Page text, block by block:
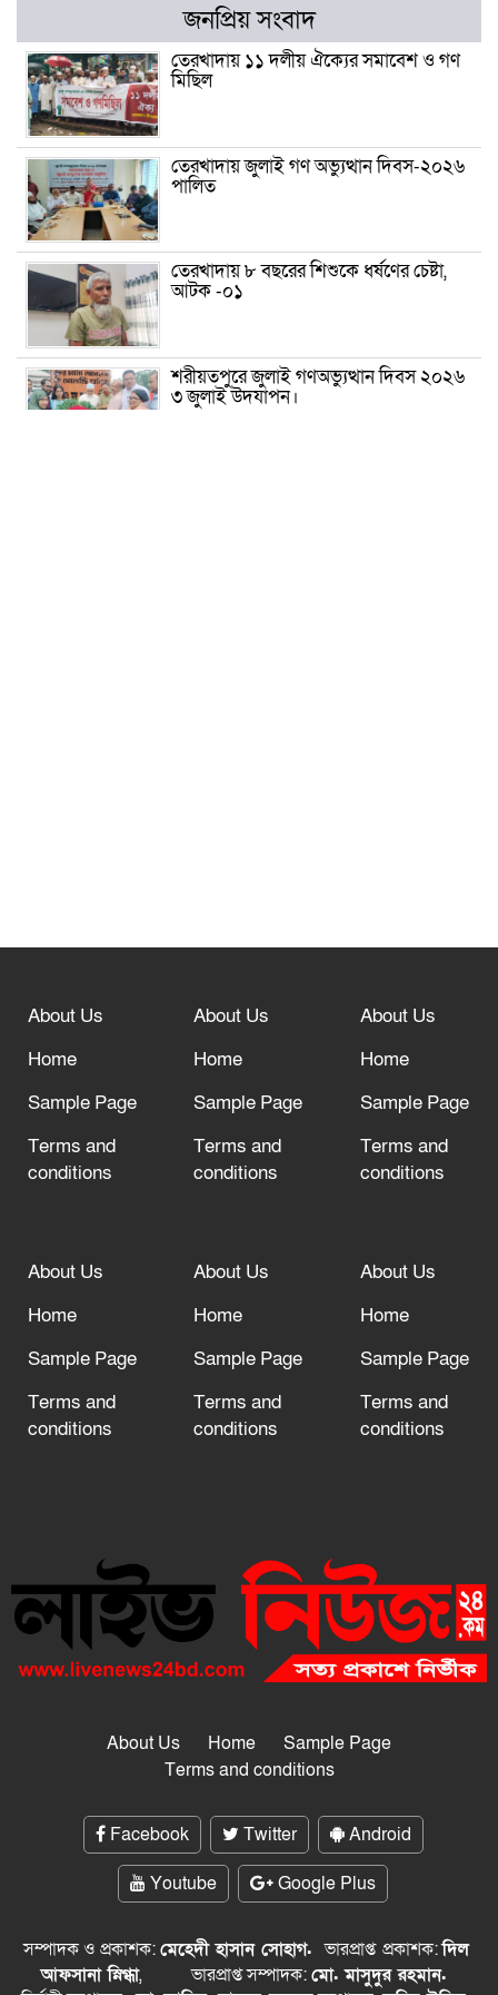
জনপ্রিয় সংবাদ
তেরখাদায় ১১ দলীয় ঐক্যের সমাবেশ ও গণ
মিছিল
তেরখাদায় জুলাই গণ অভ্যুত্থান দিবস-২০২৬
পালিত
তেরখাদায় ৮ বছরের শিশুকে ধর্ষণের চেষ্টা,
আটক -০১
শরীয়তপুরে জুলাই গণঅভ্যুত্থান দিবস ২০২৬
৩ জুলাই উদযাপন।
বিশ্ব ফুটবলের সর্বোচ্চ নিয়ন্ত্রক সংস্থার সাথে
দরজা খোলা রেখেছেন
About Us
Home
Sample Page
Terms and
conditions
About Us
Home
Sample Page
Terms and
conditions
About Us
Home
Sample Page
Terms and
conditions
About Us
Home
Sample Page
Terms and
conditions
About Us
Home
Sample Page
Terms and
conditions
About Us
Home
Sample Page
Terms and
conditions
About Us Home
Sample Page
Terms and conditions
Facebook Twitter
Android
Youtube
Google Plus
সম্পাদক ও প্রকাশক:মেহেদী হাসান সোহাগ.ভারপ্রাপ্ত প্রকাশক:দিল
আফসানা স্নিগ্ধা, ভারপ্রাপ্ত সম্পাদক:মো. মাসুদুর রহমান.